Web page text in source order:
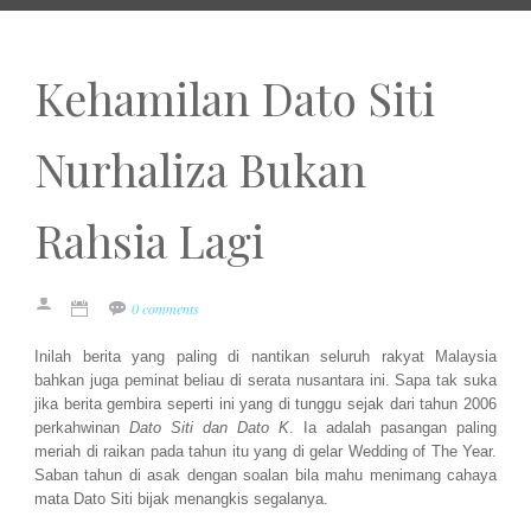
Kehamilan Dato Siti
Nurhaliza Bukan
Rahsia Lagi
0 comments
Inilah berita yang paling di nantikan seluruh rakyat Malaysia
bahkan juga peminat beliau di serata nusantara ini. Sapa tak suka
jika berita gembira seperti ini yang di tunggu sejak dari tahun 2006
perkahwinan Dato Siti dan Dato K. Ia adalah pasangan paling
meriah di raikan pada tahun itu yang di gelar Wedding of The Year.
Saban tahun di asak dengan soalan bila mahu menimang cahaya
mata Dato Siti bijak menangkis segalanya.